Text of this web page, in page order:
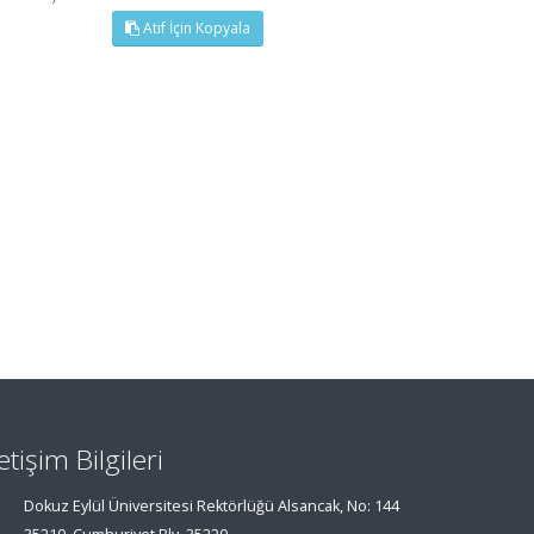
Atıf İçin Kopyala
Bilgileri
Dokuz Eylül Üniversitesi Rektörlüğü Alsancak, No: 144